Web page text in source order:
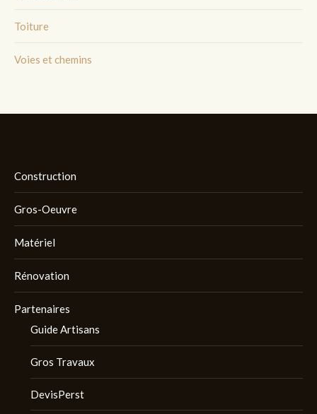
Toiture
Voies et chemins
Construction
Gros-Oeuvre
Matériel
Rénovation
Partenaires
Guide Artisans
Gros Travaux
DevisPerst